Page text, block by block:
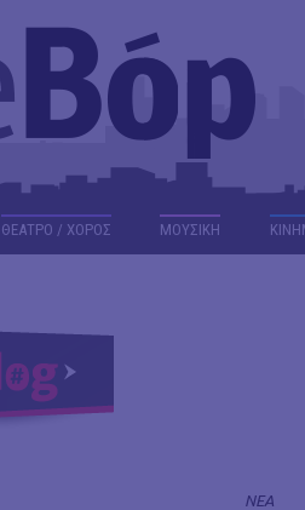
ΘΕΑΤΡΟ / ΧΟΡΟΣ ΜΟΥΣΙΚΗ
ΝΕΑ